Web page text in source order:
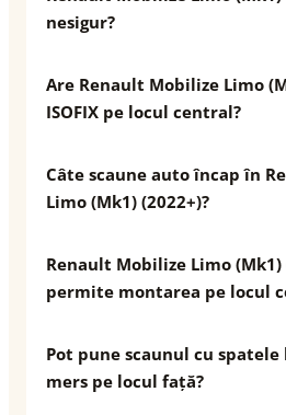
nesigur?
Are Renault Mobilize Limo
ISOFIX pe locul central?
Câte scaune auto încap în
Limo (Mk1) (2022+)?
Renault Mobilize Limo (Mk1)
permite montarea pe locul
Pot pune scaunul cu spatele
mers pe locul față?